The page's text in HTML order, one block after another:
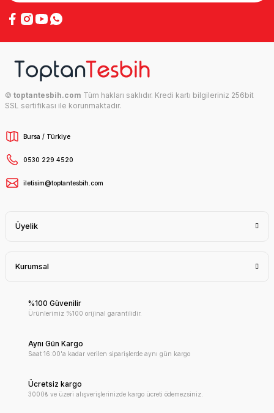
© toptantesbih.com Tüm hakları saklıdır. Kredi kartı bilgileriniz 256bit
SSL sertifikası ile korunmaktadır.
Bursa / Türkiye
0530 229 4520
iletisim@toptantesbih.com
Üyelik
Kurumsal
%100 Güvenilir
Ürünlerimiz %100 orijinal garantilidir.
Aynı Gün Kargo
Saat 16:00'a kadar verilen siparişlerde aynı gün kargo
Ücretsiz kargo
3000₺ ve üzeri alışverişlerinizde kargo ücreti ödemezsiniz.